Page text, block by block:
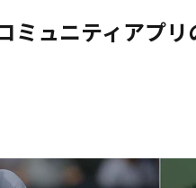
ミュニティアプ